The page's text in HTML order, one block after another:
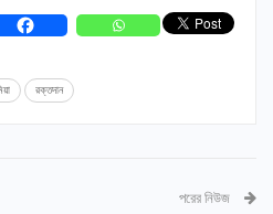
রক্তদান
পরের নিউজ